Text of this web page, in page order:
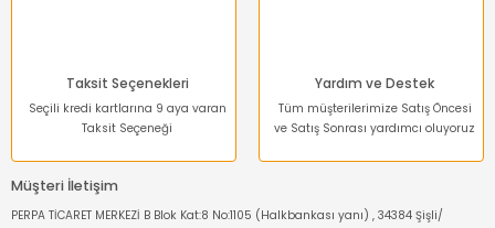
Taksit Seçenekleri
Seçili kredi kartlarına 9 aya varan
Taksit Seçeneği
Yardım ve Destek
Tüm müşterilerimize Satış Öncesi
ve Satış Sonrası yardımcı oluyoruz
Müşteri İletişim
PERPA TİCARET MERKEZİ B Blok Kat:8 No:1105 (Halkbankası yanı) , 34384 Şişli/